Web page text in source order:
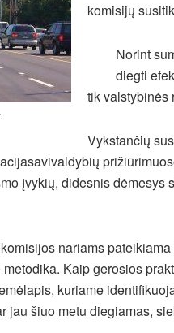
komisijų
Norint
diegti
tik valstybinės
Vykstančių
įvykių, didesnis dėmesys
nariams
Kaip gerosios
kuriame
jau šiuo metu diegiamas,